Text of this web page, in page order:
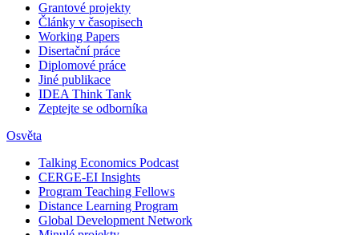
Grantové projekty
Články v časopisech
Working Papers
Disertační práce
Diplomové práce
Jiné publikace
IDEA Think Tank
Zeptejte se odborníka
Osvěta
Talking Economics Podcast
CERGE-EI Insights
Program Teaching Fellows
Distance Learning Program
Global Development Network